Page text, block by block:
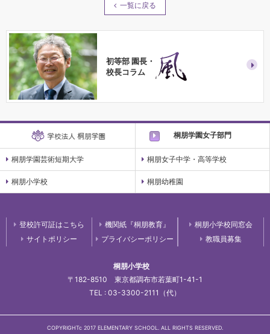
一覧に戻る
初等部 園長・
校長コラム
桐朋学園女子部門
桐朋学園芸術短期大学 桐朋女子中学・高等学校
桐朋小学校 桐朋幼稚園
桐朋小学校
〒182-8510 東京都調布市若葉町1-41-1
TEL : 03-3300-2111（代）
COPYRIGHTc 2017 ELEMENTARY SCHOOL. ALL RIGHTS RESERVED.
登校許可証はこちら 機関紙『桐朋教育』
桐朋小学校同窓会
サイトポリシー
プライバシーポリシー 教職員募集